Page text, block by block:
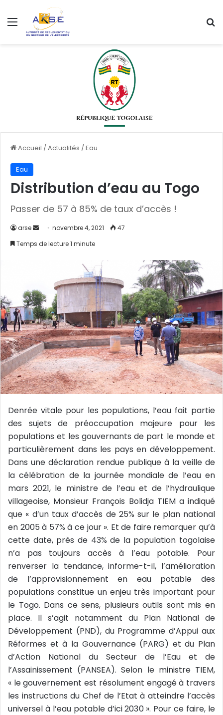
Menu
Accueil /Actualités /Eau
Eau
Distribution d’eau au Togo
Passer de 57 à 85% de taux d’accès !
arse
n
r
u
n
c
o
u
r
r
i
e
novembre 4, 2021
47
Temps de lecture 1 minute
Denrée vitale pour les populations, l’eau fait partie
des sujets de préoccupation majeure pour les
populations et les gouvernants de part le monde et
particulièrement dans les pays en développement.
Dans une déclaration rendue publique à la veille de
la célébration de la journée mondiale de l’eau en
mars 2021, le ministre de l’eau et de l’hydraulique
villageoise, Monsieur François Bolidja TIEM a indiqué
que « d’un taux d’accès de 25% sur le plan national
en 2005 à 57% à ce jour ». Et de faire remarquer qu’à
cette date, près de 43% de la population togolaise
n’a pas toujours accès à l’eau potable. Pour
renverser la tendance, informe-t-il, l’amélioration
de l’approvisionnement en eau potable des
populations constitue un enjeu très important pour
le Togo. Dans ce sens, plusieurs outils sont mis en
place. Il s’agit notamment du Plan National de
Développement (PND), du Programme d’Appui aux
Réformes et à la Gouvernance (PARG) et du Plan
d’Action National du Secteur de l’Eau et de
l’Assainissement (PANSEA). Selon le ministre TIEM,
« le gouvernement est résolument engagé à travers
les instructions du Chef de l’Etat à atteindre l’accès
universel à l’eau potable d’ici 2030 ». Pour ce faire, le